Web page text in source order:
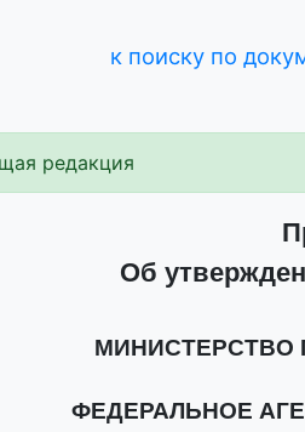
к поиску по
редакция
Об
МИНИСТЕРСТВО
ФЕДЕРАЛЬНОЕ